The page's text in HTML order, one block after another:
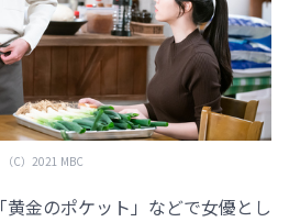
（C）2021 MBC
黄金のポケット」などで女優とし